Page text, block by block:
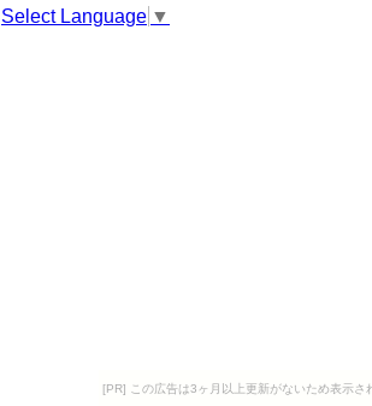
Select Language ▼
[PR] この広告は3ヶ月以上更新がないため表示さ